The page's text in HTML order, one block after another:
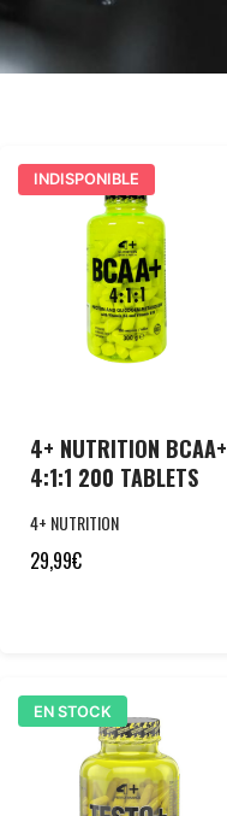
INDISPONIBLE
4+ NUTRITION BCAA+
4:1:1 200 TABLETS
4+ NUTRITION
29,99€
EN STOCK